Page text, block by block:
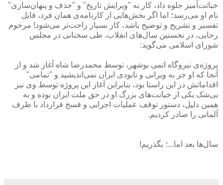
خباثت‌آمیز جلوه داد، کار به "ویرایش تاریخ" و "حذف و پنهان‌سازی"
نام او می‌رسد؛ اما اگر بخش‌هایی از کارنامه‌ی همان فرد، قابل
تفسیر و تشریح و توضیح باشد، کار بسیار راحت‌تر می‌شود! مرحوم
رجایی، در نخستین سال‌های انقلاب، طی سخنانی در مجلس
شورای اسلامی می‌گوید:
پروژه‌ی نیروگاه اتمی بوشهر، توسط محمدرضا شاه آغاز شد و از
آنجا که او جز به ویرانی و نابودی ایران نمی‌اندیشید و "تمامی"
اقداماتش در این راستا بود، بنابراین آغاز این پروژه توسط وی نیز
بی‌شک یکی از خیانت‌های بزرگ او در حق ملت ایران بوده و به
همین دلیل، دستور توقف عملیات اجرایی و فسخ قرارداد با طرف
آلمانی را صادر کردیم.
سال‌ها بعد اما...؛ بگذریم!